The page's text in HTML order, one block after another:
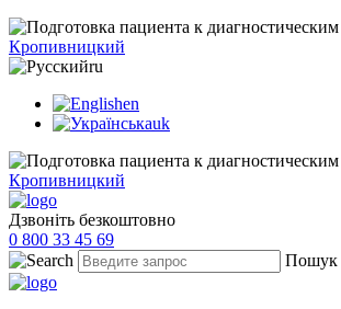
Кропивницкий
ru
en
uk
Кропивницкий
Дзвоніть безкоштовно
0 800 33 45 69
Пошук